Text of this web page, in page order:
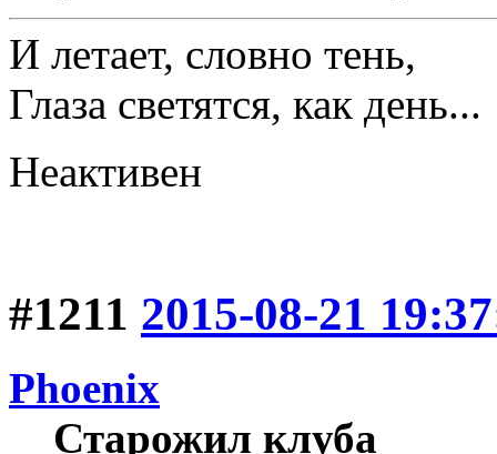
И летает, словно тень,
Глаза светятся, как день...
Неактивен
#1211 2015-08-21
Phoenix
Старожил клуба